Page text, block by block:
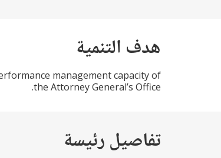
هدف التنمية
management capacity of
the Attorney General’s Office.
تفاصيل رئيسة